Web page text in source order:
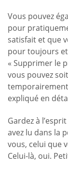
Vous pouvez
pour
satisfait et que
pour toujours
« Supprimer le
vous pouvez
expliqué en
Gardez à
avez lu dans la
vous, celui que
Celui-là, oui.